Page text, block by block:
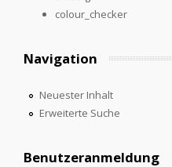
colour_checker
Navigation
Neuester Inhalt
Erweiterte Suche
Benutzeranmeldung